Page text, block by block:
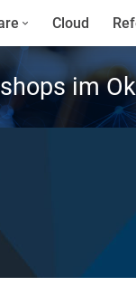
Cloud
im